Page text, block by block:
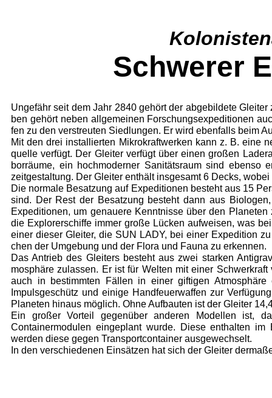
Schwerer
Ungefähr seit dem Jahr 2840 gehört der abge­bildete
ben gehört neben allgemeinen Forschungsex­peditionen
fen zu den verstreuten Siedlungen. Er wird ebenfalls beim
Mit den drei installierten Mikrokraftwerken kann z. B.
quelle verfügt. Der Gleiter verfügt über einen großen
borräume, ein hochmoderner Sanitätsraum sind
zeitgestaltung. Der Gleiter enthält insgesamt 6 Decks,
Die normale Besatzung auf Expeditionen be­steht aus 15
sind. Der Rest der Besatzung besteht dann aus
Expeditionen, um genauere Kenntnisse über den
die Explorerschiffe immer große Lücken auf­weisen, was
einer dieser Gleiter, die SUN LADY, bei einer Expedition
chen der Umgebung und der Flora und Fauna zu erkennen.
Das Antrieb des Gleiters besteht aus zwei star­ken
mosphäre zulassen. Er ist für Welten mit einer
auch in bestimmten Fällen in einer giftigen
Impulsge­schütz und einige Handfeuerwaffen zur
Planeten hinaus möglich. Ohne Aufbauten ist der Gleiter
Ein großer Vorteil gegenüber anderen Modellen ist,
Containermodu­len eingeplant wurde. Diese enthalten
werden diese ge­gen Transportcontainer ausgewechselt.
In den verschiedenen Einsätzen hat sich der Gleiter